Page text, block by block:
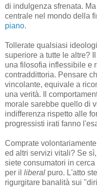
di indulgenza sfrenata.
centrale nel mondo della
piano.
Tollerate qualsiasi
superiore a tutte le altre?
una filosofia inflessibile e
contraddittoria. Pensare
vincolante, equivale a
una verità. Il
morale sarebbe quello di
indifferenza rispetto alle
progressisti irati fanno
Comprate
ed altri servizi vitali? Se
siete consumatori in
per il liberal puro. L'atto
rigurgitare banalità sui